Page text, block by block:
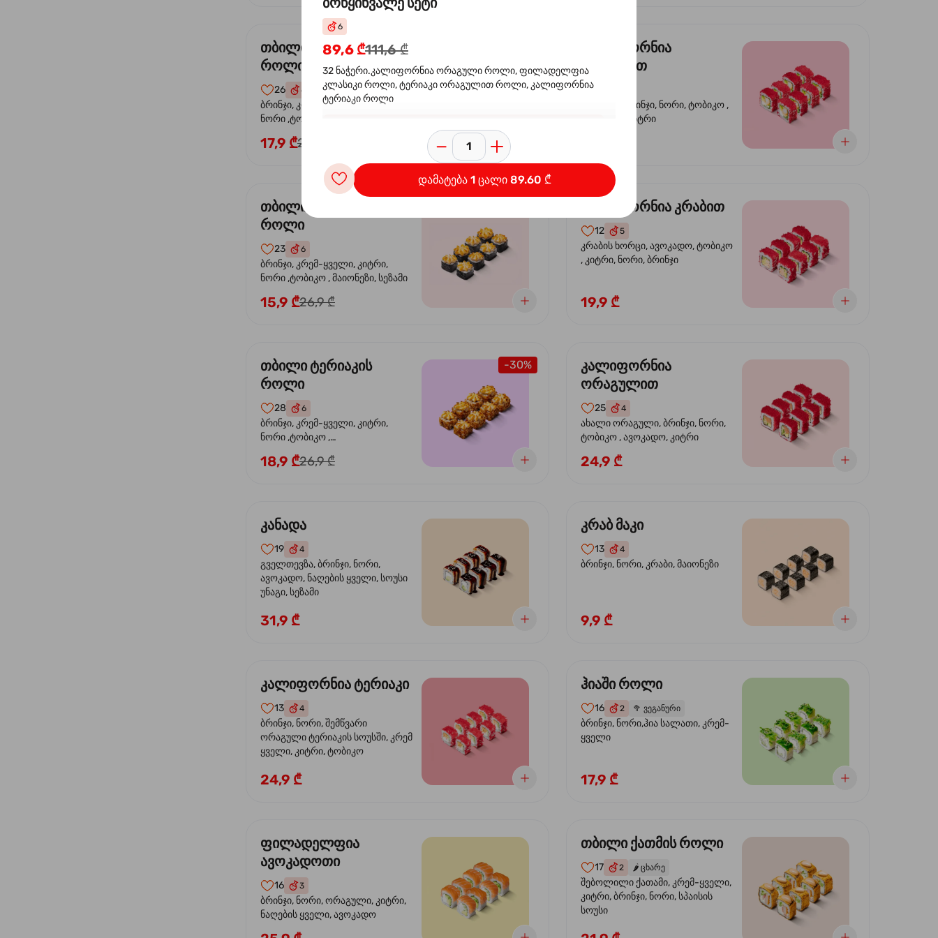
თბილი ორაგულის
როლი
26 6
ბრინჯი, კრემ-ყველი, კიტრი,
ნორი ,ტობიკო , მაიონეზი,
ფოთოლი
17,9 ₾24,9 ₾
კალიფორნია
კრევეტით
კრევეტი, ბრინჯი, ნორი, ტობიკო ,
ავოკადო, კიტრი
თბილი სიყვარული
როლი
23 6
ბრინჯი, კრემ-ყველი, კიტრი,
ნორი ,ტობიკო , მაიონეზი, სეზამი
15,9 ₾26,9 ₾
კალიფორნია კრაბით
12 5
კრაბის ხორცი, ავოკადო, ტობიკო
, კიტრი, ნორი, ბრინჯი
19,9 ₾
-30%
თბილი ტერიაკის
როლი
28 6
ბრინჯი, კრემ-ყველი, კიტრი,
ნორი ,ტობიკო ,
სეზამი, ტერიაკის სოუსი
18,9 ₾26,9 ₾
კალიფორნია
ორაგულით
25 4
ახალი ორაგული, ბრინჯი, ნორი,
ტობიკო , ავოკადო, კიტრი
24,9 ₾
კანადა
19 4
გველთევზა, ბრინჯი, ნორი,
ავოკადო, ნაღების ყველი, სოუსი
უნაგი, სეზამი
31,9 ₾
კრაბ მაკი
13 4
ბრინჯი, ნორი, კრაბი, მაიონეზი
9,9 ₾
კალიფორნია ტერიაკი
13 4
ბრინჯი, ნორი, შემწვარი
ორაგული ტერიაკის სოუსში, კრემ
ყველი, კიტრი, ტობიკო
24,9 ₾
ჰიაში როლი
16 2 🥦 ვეგანური
ბრინჯი, ნორი,ჰია სალათი, კრემ-
ყველი
17,9 ₾
ფილადელფია
ავოკადოთი
16 3
ბრინჯი, ნორი, ორაგული, კიტრი,
ნაღების ყველი, ავოკადო
თბილი ქათმის როლი
17 2 🌶️ ცხარე
შებოლილი ქათამი, კრემ-ყველი,
კიტრი, ბრინჯი, ნორი, სპაისის
სოუსი
6
89,6 ₾111,6 ₾
32 ნაჭერი.კალიფორნია ორაგული როლი, ფილადელფია
კლასიკი როლი, ტერიაკი ორაგულით როლი, კალიფორნია
ტერიაკი როლი
ალერგენები: სოიო, ზღვის მცენარე, თევზი,
კიბორჩხალა, შირბახტი, ხიზილალა ტობიკო: E129*.
შეიძლება უარყოფითი გავლენა იქონიოს ბავშვებში
აქტივობასა და ყურადღებაზ
დამატება 1 ცალი 89.60 ₾